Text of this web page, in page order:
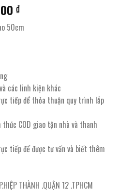
₫.
₫Giá
hiện
tại
50cm
các linh kiện khác
tiếp để thỏa thuận quy trình lắp
COD giao tận nhà và thanh
tiếp để được tư vấn và biết thêm
THÀNH .QUẬN 12 .TPHCM